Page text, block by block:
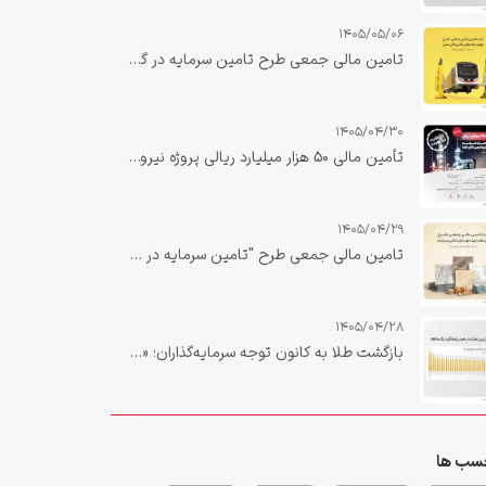
1405/05/06
تامین مالی جمعی طرح تامین سرمایه در گردش جهت تولید جک‌های بالابر واگن مترو
1405/04/30
تأمین مالی ۵۰ هزار میلیارد ریالی پروژه نیروگاه صبا دهلران با نقش‌آفرینی تأمین سرمایه بانک ملت تکمیل شد
1405/04/29
تامین مالی جمعی طرح "تامین سرمایه در گردش خرید لعاب اوپک جهت تولید کاشی و سرامیک"
1405/04/28
بازگشت طلا به کانون توجه سرمایه‌گذاران؛ «زرین ملت» در صدر بازدهی یک‌ماهه صندوق‌های طلا
ها